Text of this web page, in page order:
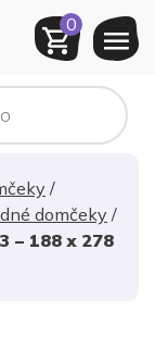
0
/
domčeky /
– 188 x 278